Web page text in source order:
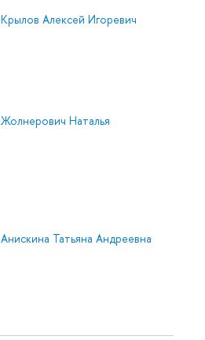
Крылов Алексей Игоревич
Жолнерович Наталья
Анискина Татьяна Андреевна